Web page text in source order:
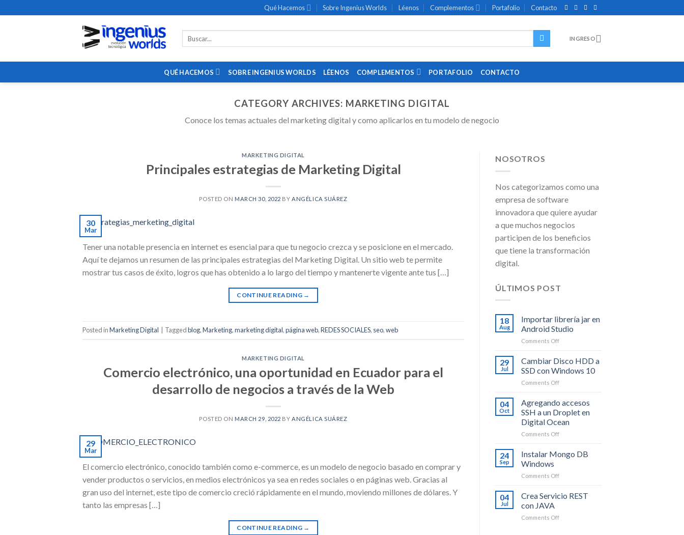
to
Qué Hacemos Sobre Ingenius Worlds Léenos Complementos Portafolio Contacto
INGRESO
QUÉ HACEMOS SOBRE INGENIUS WORLDS LÉENOS COMPLEMENTOS PORTAFOLIO CONTACTO
CATEGORY ARCHIVES: MARKETING DIGITAL
Conoce los temas actuales del marketing digital y como aplicarlos en tu modelo de negocio
MARKETING DIGITAL
Principales estrategias de Marketing Digital
POSTED ON MARCH 30, 2022 BY ANGÉLICA SUÁREZ
30
Mar
Tener una notable presencia en internet es esencial para que tu negocio crezca y se posicione en el mercado.
Aquí te dejamos un resumen de las principales estrategias del Marketing Digital. Un sitio web te permite
mostrar tus casos de éxito, logros que has obtenido a lo largo del tiempo y mantenerte vigente ante tus […]
CONTINUE READING →
Posted inMarketing Digital Taggedblog,Marketing,marketing digital,página web,REDES SOCIALES, seo,web
MARKETING DIGITAL
Comercio electrónico, una oportunidad en Ecuador para el
desarrollo de negocios a través de la Web
POSTED ON MARCH 29, 2022 BYANGÉLICA SUÁREZ
29
Mar
El comercio electrónico, conocido también como e-commerce, es un modelo de negocio basado en comprar y
vender productos o servicios, en medios electrónicos ya sea en redes sociales o en páginas web. Gracias al
gran uso del internet, este tipo de comercio creció rápidamente en el mundo, moviendo millones de dólares. Y
tanto las empresas […]
CONTINUE READING →
NOSOTROS
Nos categorizamos como una
empresa de software
innovadora que quiere ayudar
a que muchos negocios
participen de los beneficios
que tiene la transformación
digital.
ÚLTIMOS POST
18
Aug
Importar librería jar en
Android Studio
Comments Offon
librería
en
Android
29
Jul
Cambiar Disco HDD a
SSD con Windows 10
Comments Offon
a
SSD
con
04
Oct
Agregando accesos
SSH a un Droplet en
Digital Ocean
Comments Offon
accesos
SSH
un
en
24
Sep
Instalar Mongo DB
Windows
Comments Offon
Mongo
04
Jul
Crea Servicio REST
con JAVA
Comments Offon